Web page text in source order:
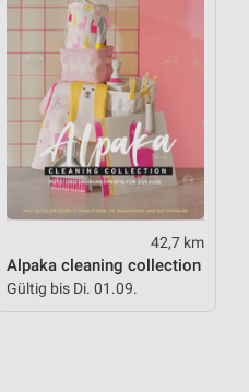
42,7 km
Alpaka cleaning collection
Gültig bis Di. 01.09.